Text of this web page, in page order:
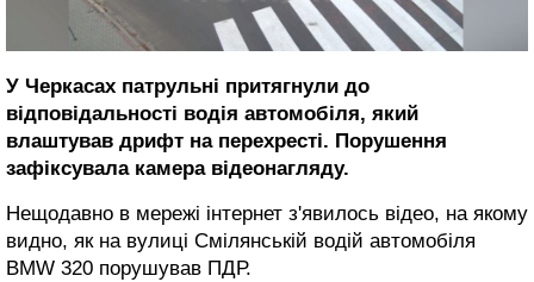
У Черкасах патрульні притягнули до
відповідальності водія автомобіля, який
влаштував дрифт на перехресті. Порушення
зафіксувала камера відеонагляду.
Нещодавно в мережі інтернет з'явилось відео, на якому
видно, як на вулиці Смілянській водій автомобіля
BMW 320 порушував ПДР.